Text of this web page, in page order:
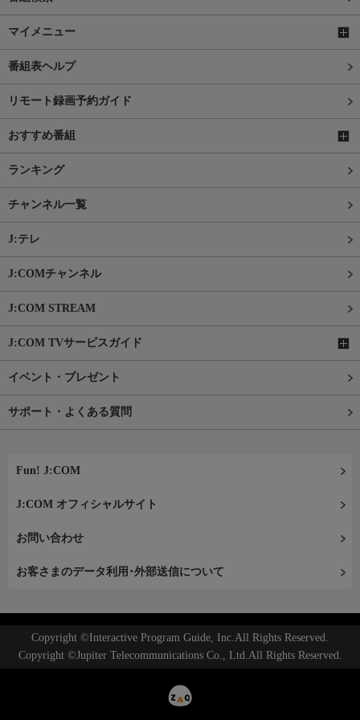
マイメニュー
番組表ヘルプ
リモート録画予約ガイド
おすすめ番組
ランキング
チャンネル一覧
J:テレ
J:COMチャンネル
J:COM STREAM
J:COM TVサービスガイド
イベント・プレゼント
サポート・よくある質問
Fun! J:COM
J:COM オフィシャルサイト
お問い合わせ
お客さまのデータ利用･外部送信について
Copyright ©Interactive Program Guide, Inc.All Rights Reserved.
Copyright ©Jupiter Telecommunications Co., Ltd.All Rights Reserved.